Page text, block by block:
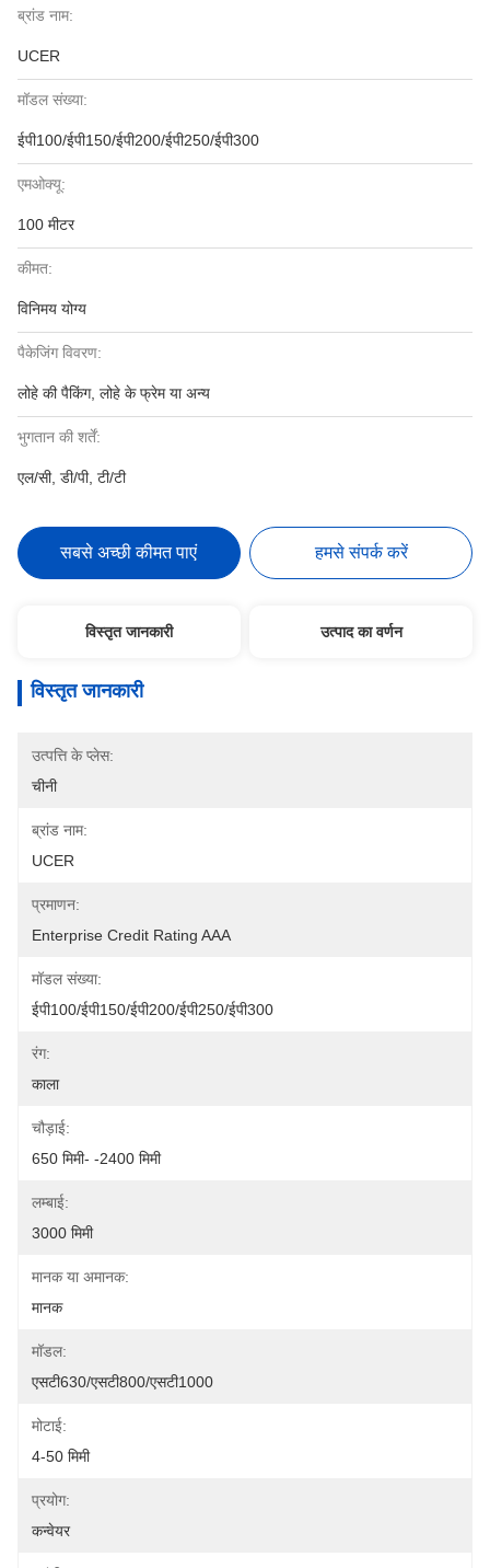
ब्रांड नाम:
UCER
मॉडल संख्या:
ईपी100/ईपी150/ईपी200/ईपी250/ईपी300
एमओक्यू:
100 मीटर
कीमत:
विनिमय योग्य
पैकेजिंग विवरण:
लोहे की पैकिंग, लोहे के फ्रेम या अन्य
भुगतान की शर्तें:
एल/सी, डी/पी, टी/टी
सबसे अच्छी कीमत पाएं हमसे संपर्क करें
विस्तृत जानकारी उत्पाद का वर्णन
विस्तृत जानकारी
उत्पत्ति के प्लेस:
चीनी
ब्रांड नाम:
UCER
प्रमाणन:
Enterprise Credit Rating AAA
मॉडल संख्या:
ईपी100/ईपी150/ईपी200/ईपी250/ईपी300
रंग:
काला
चौड़ाई:
650 मिमी- -2400 मिमी
लम्बाई:
3000 मिमी
मानक या अमानक:
मानक
मॉडल:
एसटी630/एसटी800/एसटी1000
मोटाई:
4-50 मिमी
प्रयोग:
कन्वेयर